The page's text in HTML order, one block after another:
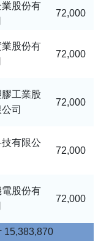
股份有
72,000
股份有
72,000
工業股
司
72,000
有限公
72,000
股份有
72,000
15,383,870